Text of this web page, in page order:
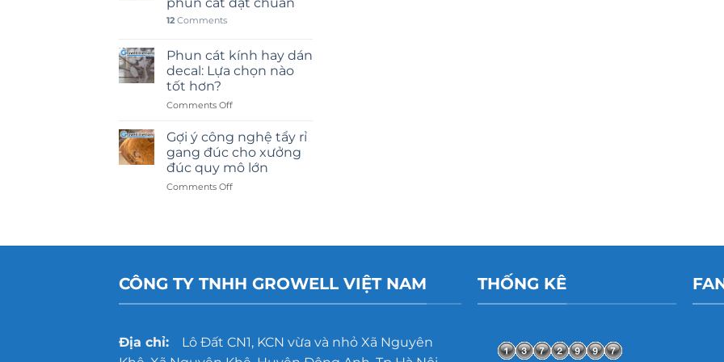
12Comments
Phun cát kính hay dán
decal: Lựa chọn nào
tốt hơn?
Comments Offon
cát
kính
hay
dán
decal:
Gợi ý công nghệ tẩy rỉ
gang đúc cho xưởng
đúc quy mô lớn
Comments Offon
gang
đúc
CÔNG TY TNHH GROWELL VIỆT NAM
Địa chỉ:Lô Đất CN1, KCN vừa và nhỏ Xã Nguyên
THỐNG KÊ